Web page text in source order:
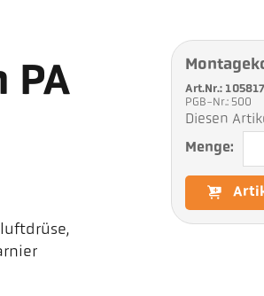
Art.Nr.:
PGB-Nr.: 500
Diesen
Menge: